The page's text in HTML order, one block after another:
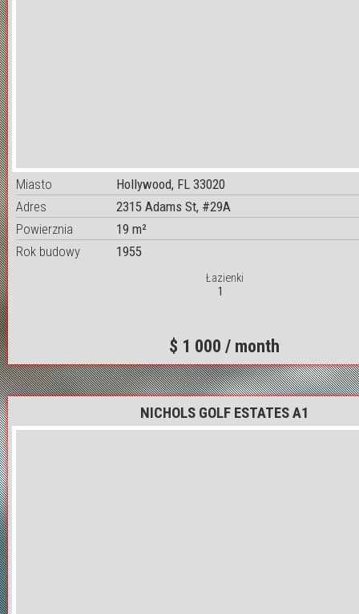
Miasto
Hollywood, FL 33020
Adres
2315 Adams St, #29A
Powierznia
19 m²
Rok budowy
1955
Łazienki
1
$ 1 000 / month
NICHOLS GOLF ESTATES A1